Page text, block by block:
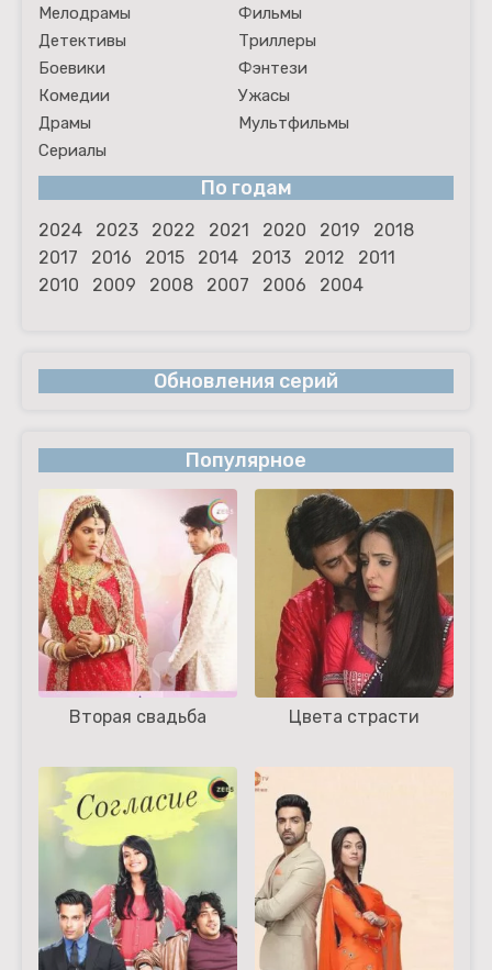
Мелодрамы
Фильмы
Детективы
Триллеры
Боевики
Фэнтези
Комедии
Ужасы
Драмы
Мультфильмы
Сериалы
По годам
2024 2023 2022 2021 2020 2019
2018
2017
2016 2015 2014 2013 2012
2011
2010
2009 2008 2007 2006 2004
Обновления серий
Популярное
Вторая свадьба Цвета страсти